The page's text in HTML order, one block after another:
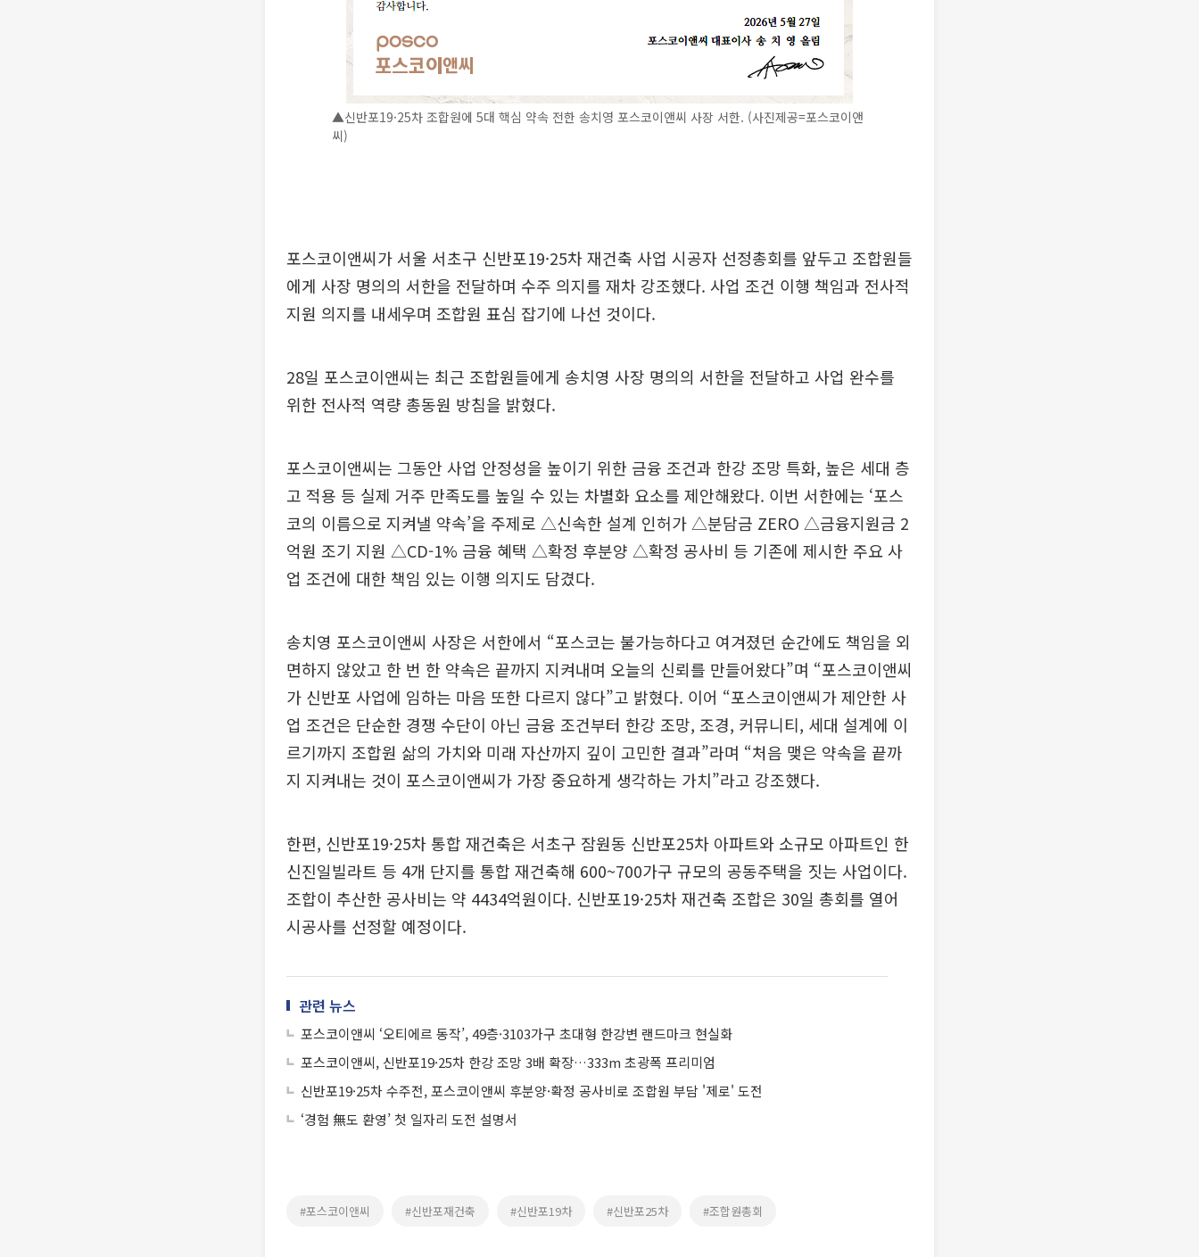
▲신반포19·25차 조합원에 5대 핵심 약속 전한 송치영 포스코이앤씨 사장 서한. (사진제공=포스코이앤
씨)
포스코이앤씨가 서울 서초구 신반포19·25차 재건축 사업 시공자 선정총회를 앞두고 조합원들
에게 사장 명의의 서한을 전달하며 수주 의지를 재차 강조했다. 사업 조건 이행 책임과 전사적
지원 의지를 내세우며 조합원 표심 잡기에 나선 것이다.
28일 포스코이앤씨는 최근 조합원들에게 송치영 사장 명의의 서한을 전달하고 사업 완수를
위한 전사적 역량 총동원 방침을 밝혔다.
포스코이앤씨는 그동안 사업 안정성을 높이기 위한 금융 조건과 한강 조망 특화, 높은 세대 층
고 적용 등 실제 거주 만족도를 높일 수 있는 차별화 요소를 제안해왔다. 이번 서한에는 ‘포스
코의 이름으로 지켜낼 약속’을 주제로 △신속한 설계 인허가 △분담금 ZERO △금융지원금 2
억원 조기 지원 △CD-1% 금융 혜택 △확정 후분양 △확정 공사비 등 기존에 제시한 주요 사
업 조건에 대한 책임 있는 이행 의지도 담겼다.
송치영 포스코이앤씨 사장은 서한에서 “포스코는 불가능하다고 여겨졌던 순간에도 책임을 외
면하지 않았고 한 번 한 약속은 끝까지 지켜내며 오늘의 신뢰를 만들어왔다”며 “포스코이앤씨
가 신반포 사업에 임하는 마음 또한 다르지 않다”고 밝혔다. 이어 “포스코이앤씨가 제안한 사
업 조건은 단순한 경쟁 수단이 아닌 금융 조건부터 한강 조망, 조경, 커뮤니티, 세대 설계에 이
르기까지 조합원 삶의 가치와 미래 자산까지 깊이 고민한 결과”라며 “처음 맺은 약속을 끝까
지 지켜내는 것이 포스코이앤씨가 가장 중요하게 생각하는 가치”라고 강조했다.
한편, 신반포19·25차 통합 재건축은 서초구 잠원동 신반포25차 아파트와 소규모 아파트인 한
신진일빌라트 등 4개 단지를 통합 재건축해 600~700가구 규모의 공동주택을 짓는 사업이다.
조합이 추산한 공사비는 약 4434억원이다. 신반포19·25차 재건축 조합은 30일 총회를 열어
시공사를 선정할 예정이다.
관련 뉴스
포스코이앤씨 ‘오티에르 동작’, 49층·3103가구 초대형 한강변 랜드마크 현실화
포스코이앤씨, 신반포19·25차 한강 조망 3배 확장…333m 초광폭 프리미엄
신반포19·25차 수주전, 포스코이앤씨 후분양·확정 공사비로 조합원 부담 '제로' 도전
‘경험 無도 환영’ 첫 일자리 도전 설명서
#포스코이앤씨 #신반포재건축 #신반포19차 #신반포25차 #조합원총회